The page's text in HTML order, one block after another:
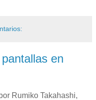
en
Rumiko Takahashi,